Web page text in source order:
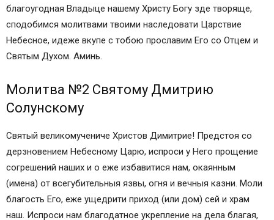
благоугодная Владыце нашему Христу Богу зде творяще,
сподобимся молитвами твоими наследовати Царствие
Небесное, идеже вкупе с тобою прославим Его со Отцем и
Святым Духом. Аминь.
Молитва №2 Святому Дмитрию
Солунскому
Святый великомучениче Христов Димитрие! Предстоя со
дерзновением Небесному Царю, испроси у Него прощение
согрешений наших и о еже избавитися нам, окаянным
(имена) от всегубительныя язвы, огня и вечныя казни. Моли
благость Его, еже ущедрити приход (или дом) сей и храм
наш. Испроси нам благодатное укрепление на дела благая,